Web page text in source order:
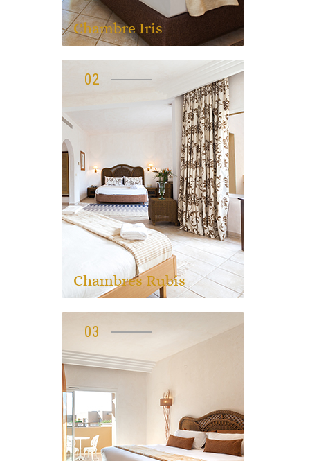
Chambre Iris
02
Chambres Rubis
03